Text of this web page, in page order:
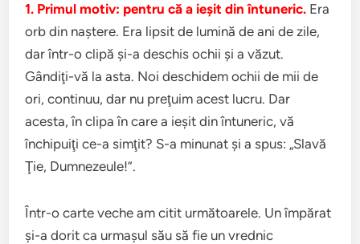
1. Primul motiv: pentru că a ieşit din întuneric. Era
orb din naştere. Era lipsit de lumină de ani de zile,
dar într-o clipă şi-a deschis ochii şi a văzut.
Gândiţi-vă la asta. Noi deschidem ochii de mii de
ori, continuu, dar nu preţuim acest lucru. Dar
acesta, în clipa în care a ieşit din întuneric, vă
închipuiţi ce-a simţit? S-a minunat şi a spus: „Slavă
Ţie, Dumnezeule!”.
Într-o carte veche am citit următoarele. Un împărat
şi-a dorit ca urmaşul său să fie un vrednic